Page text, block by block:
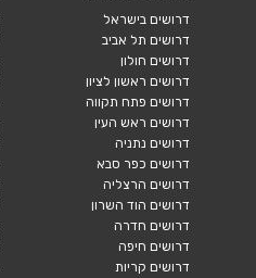
דרושים בישראל
דרושים תל אביב
דרושים חולון
דרושים ראשון לציון
דרושים פתח תקווה
דרושים ראש העין
דרושים נתניה
דרושים כפר סבא
דרושים הרצליה
דרושים הוד השרון
דרושים חדרה
דרושים חיפה
דרושים קריות